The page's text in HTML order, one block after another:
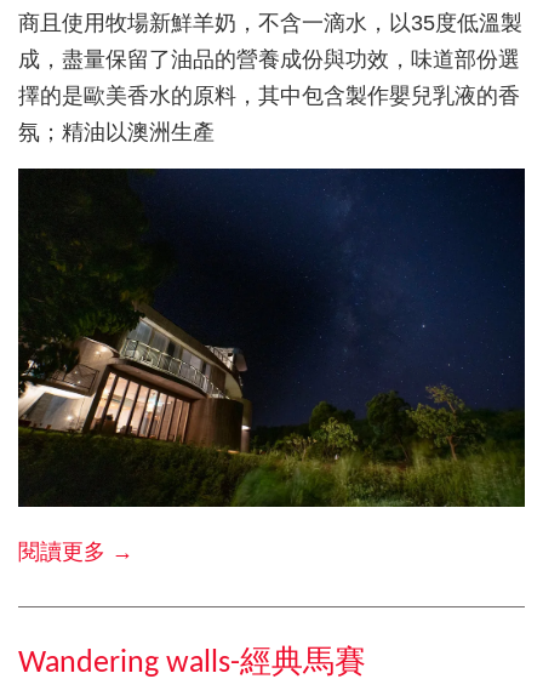
商且使用牧場新鮮羊奶，不含一滴水，以35度低溫製
成，盡量保留了油品的營養成份與功效，味道部份選
擇的是歐美香水的原料，其中包含製作嬰兒乳液的香
氛；精油以澳洲生產
閱讀更多 →
Wandering walls-經典馬賽